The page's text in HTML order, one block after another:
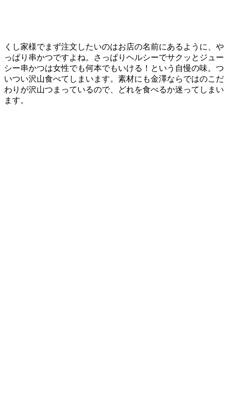
くし家様でまず注文したいのはお店の名前にあるように、や
っぱり串かつですよね。さっぱりヘルシーでサクッとジュー
シー串かつは女性でも何本でもいける！という自慢の味。つ
いつい沢山食べてしまいます。素材にも金澤ならではのこだ
わりが沢山つまっているので、どれを食べるか迷ってしまい
ます。